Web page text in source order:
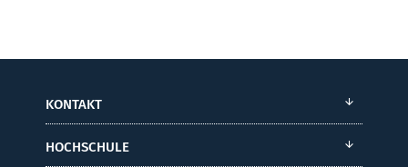
KONTAKT
HOCHSCHULE